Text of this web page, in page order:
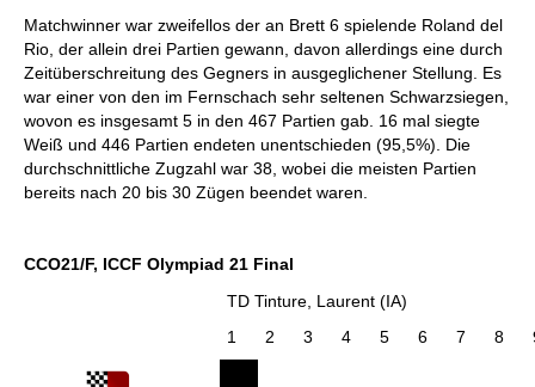
Matchwinner war zweifellos der an Brett 6 spielende Roland del
Rio, der allein drei Partien gewann, davon allerdings eine durch
Zeitüberschreitung des Gegners in ausgeglichener Stellung. Es
war einer von den im Fernschach sehr seltenen Schwarzsiegen,
wovon es insgesamt 5 in den 467 Partien gab. 16 mal siegte
Weiß und 446 Partien endeten unentschieden (95,5%). Die
durchschnittliche Zugzahl war 38, wobei die meisten Partien
bereits nach 20 bis 30 Zügen beendet waren.
CCO21/F, ICCF Olympiad 21 Final
TD Tinture, Laurent (IA)
1
2 3 4 5 6 7 8